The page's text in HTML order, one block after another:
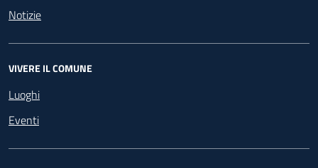
Notizie
VIVERE IL COMUNE
Luoghi
Eventi